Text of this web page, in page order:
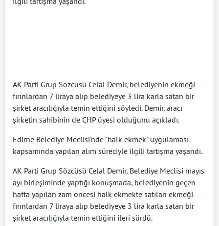
AK Parti Grup Sözcüsü Celal Demir, belediyenin ekmeği
fırınlardan 7 liraya alıp belediyeye 3 lira karla satan bir
şirket aracılığıyla temin ettiğini söyledi. Demir, aracı
şirketin sahibinin de CHP üyesi olduğunu açıkladı.
Edirne Belediye Meclisi'nde "halk ekmek" uygulaması
kapsamında yapılan alım süreciyle ilgili tartışma yaşandı.
AK Parti Grup Sözcüsü Celal Demir, Belediye Meclisi mayıs
ayı birleşiminde yaptığı konuşmada, belediyenin geçen
hafta yapılan zam öncesi halk ekmekte satılan ekmeği
fırınlardan 7 liraya alıp belediyeye 3 lira karla satan bir
şirket aracılığıyla temin ettiğini ileri sürdü.